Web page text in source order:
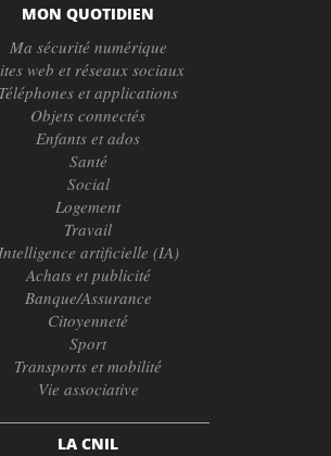
MON QUOTIDIEN
Ma sécurité numérique
web et réseaux sociaux
Téléphones et applications
Objets connectés
Enfants et ados
Santé
Social
Logement
Travail
Intelligence artificielle (IA)
Achats et publicité
Banque/Assurance
Citoyenneté
Sport
Transports et mobilité
Vie associative
LA CNIL